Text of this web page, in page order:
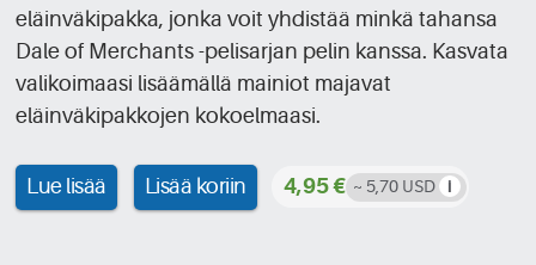
eläinväkipakka, jonka voit yhdistää minkä tahansa
Dale of Merchants -pelisarjan pelin kanssa. Kasvata
valikoimaasi lisäämällä mainiot majavat
eläinväkipakkojen kokoelmaasi.
Lue lisää Lisää koriin 4,95 € ~ 5,70 USD